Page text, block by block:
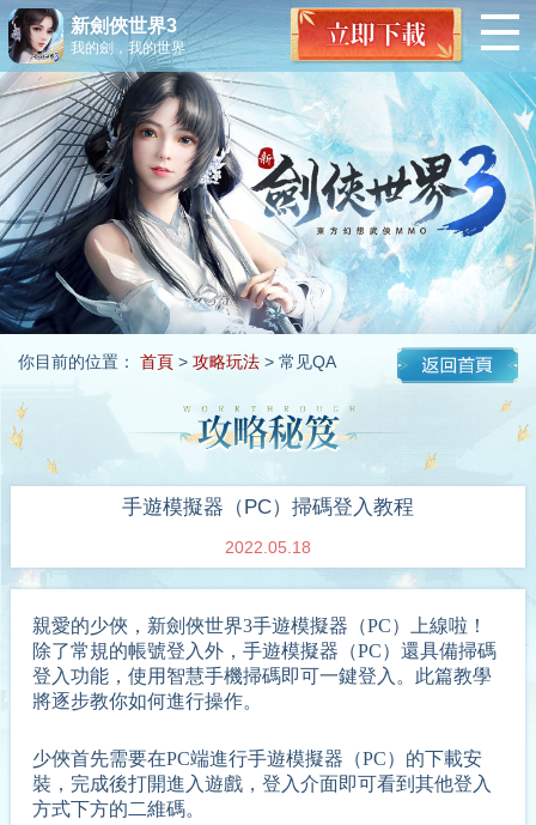
新劍俠世界3
我的劍，我的世界
你目前的位置： 首頁> 攻略玩法> 常见QA
手遊模擬器（PC）掃碼登入教程
2022.05.18
親愛的少俠 ， 新劍俠世界3手遊模擬器（PC）上線啦！
除了常規的帳號登入外，手遊模擬器（PC）還具備掃碼
登入功能，使用智慧手機掃碼即可一鍵登入。 此篇教學
將逐步教你如何進行操作。
少俠首先需要在PC端進行手遊模擬器（PC）的下載安
裝，完成後打開進入遊戲，登入介面即可看到其他登入
方式下方的二維碼。